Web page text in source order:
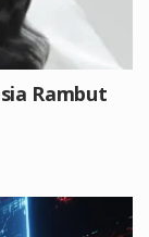
Rambut